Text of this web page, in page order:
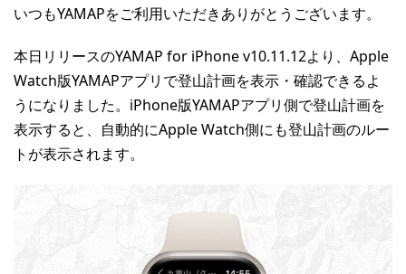
いつもYAMAPをご利用いただきありがとうございます。
本日リリースのYAMAP for iPhone v10.11.12より、Apple
Watch版YAMAPアプリで登山計画を表示・確認できるよ
うになりました。iPhone版YAMAPアプリ側で登山計画を
表示すると、自動的にApple Watch側にも登山計画のルー
トが表示されます。